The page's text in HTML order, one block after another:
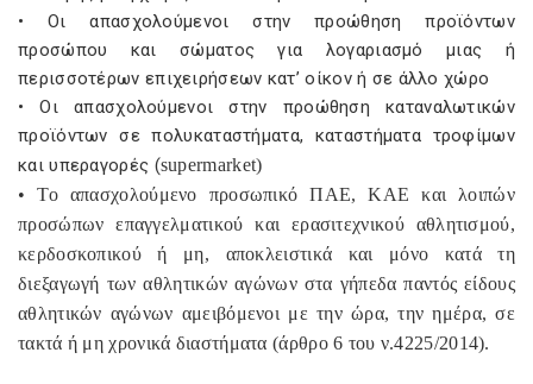
• Οι απασχολούμενοι στην προώθηση προϊόντων
προσώπου και σώματος για λογαριασμό μιας ή
περισσοτέρων επιχειρήσεων κατ’ οίκον ή σε άλλο χώρο
• Οι απασχολούμενοι στην προώθηση καταναλωτικών
προϊόντων σε πολυκαταστήματα, καταστήματα τροφίμων
και υπεραγορές (supermarket)
• Το απασχολούμενο προσωπικό ΠΑΕ, ΚΑΕ και λοιπών
προσώπων επαγγελματικού και ερασιτεχνικού αθλητισμού,
κερδοσκοπικού ή μη, αποκλειστικά και μόνο κατά τη
διεξαγωγή των αθλητικών αγώνων στα γήπεδα παντός είδους
αθλητικών αγώνων αμειβόμενοι με την ώρα, την ημέρα, σε
τακτά ή μη χρονικά διαστήματα (άρθρο 6 του ν.4225/2014).